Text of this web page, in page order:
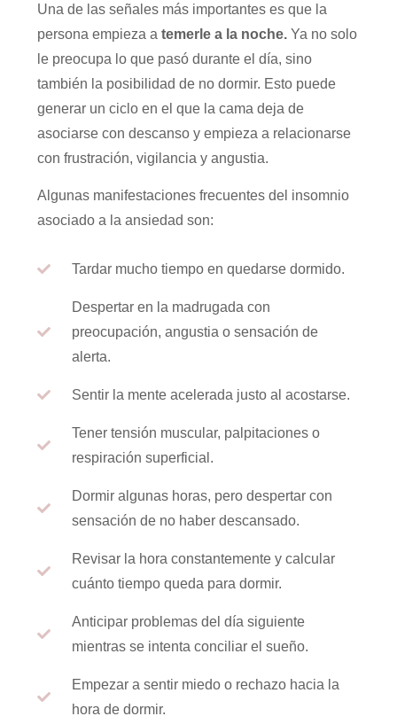
Una de las señales más importantes es que la
persona empieza a temerle a la noche. Ya no solo
le preocupa lo que pasó durante el día, sino
también la posibilidad de no dormir. Esto puede
generar un ciclo en el que la cama deja de
asociarse con descanso y empieza a relacionarse
con frustración, vigilancia y angustia.
Algunas manifestaciones frecuentes del insomnio
asociado a la ansiedad son:
Tardar mucho tiempo en quedarse dormido.
Despertar en la madrugada con
preocupación, angustia o sensación de
alerta.
Sentir la mente acelerada justo al acostarse.
Tener tensión muscular, palpitaciones o
respiración superficial.
Dormir algunas horas, pero despertar con
sensación de no haber descansado.
Revisar la hora constantemente y calcular
cuánto tiempo queda para dormir.
Anticipar problemas del día siguiente
mientras se intenta conciliar el sueño.
Empezar a sentir miedo o rechazo hacia la
hora de dormir.